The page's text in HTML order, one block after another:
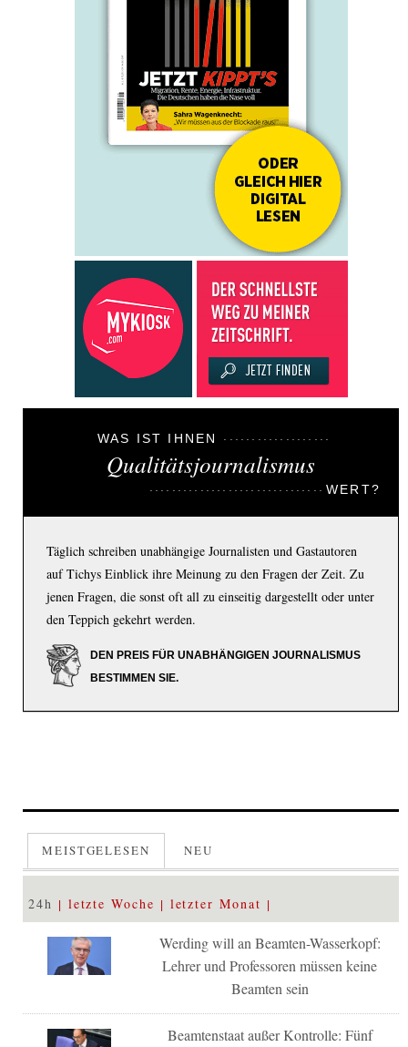
WAS IST IHNEN
Qualitätsjournalismus
WERT?
Täglich schreiben unabhängige Journalisten und Gastautoren
auf Tichys Einblick ihre Meinung zu den Fragen der Zeit. Zu
jenen Fragen, die sonst oft all zu einseitig dargestellt oder unter
den Teppich gekehrt werden.
DEN PREIS FÜR UNABHÄNGIGEN JOURNALISMUS
BESTIMMEN SIE.
MEISTGELESEN NEU
24h letzte Woche letzter Monat
Werding will an Beamten-Wasserkopf:
Lehrer und Professoren müssen keine
Beamten sein
Beamtenstaat außer Kontrolle: Fünf